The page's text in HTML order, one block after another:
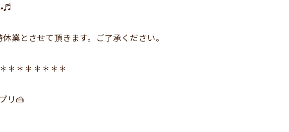
業とさせて頂きます。ご了承ください。
＊＊＊＊＊＊＊
リ🍰